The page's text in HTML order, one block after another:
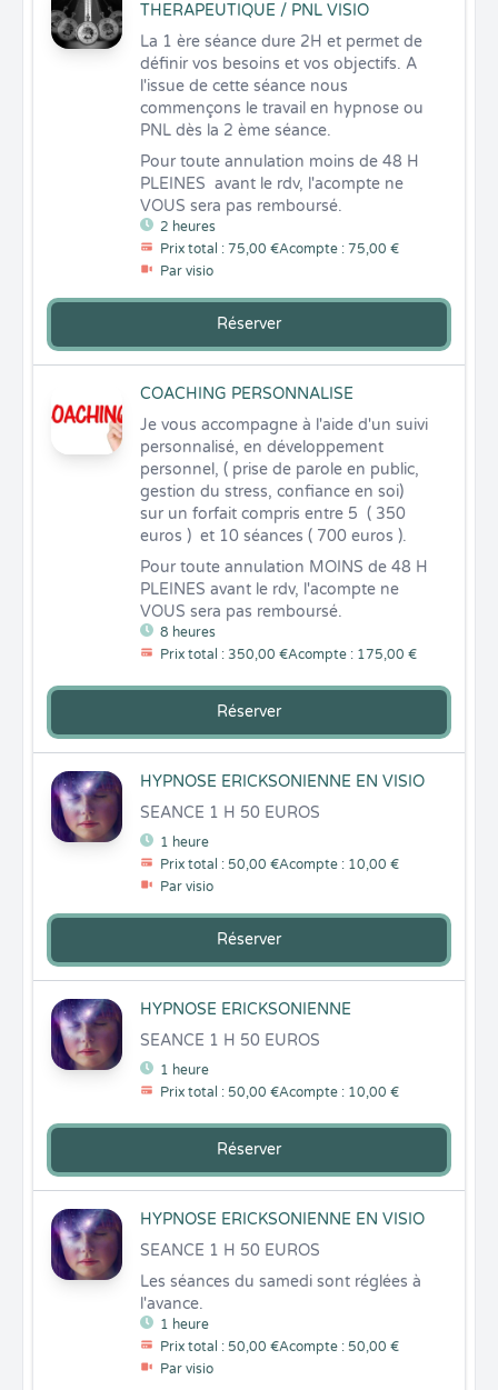
THERAPEUTIQUE / PNL VISIO
2 heures
Prix total : 75,00 €Acompte : 75,00 €
Par visio
Pour toute annulation moins de 48 H
PLEINES  avant le rdv, l'acompte ne
VOUS sera pas remboursé.
La 1 ère séance dure 2H et permet de
définir vos besoins et vos objectifs. A
l'issue de cette séance nous
commençons le travail en hypnose ou
PNL dès la 2 ème séance.
Réserver
COACHING PERSONNALISE
8 heures
Prix total : 350,00 €Acompte : 175,00 €
Pour toute annulation MOINS de 48 H
PLEINES avant le rdv, l'acompte ne
VOUS sera pas remboursé.
Je vous accompagne à l'aide d'un suivi
personnalisé, en développement
personnel, ( prise de parole en public,
gestion du stress, confiance en soi)
sur un forfait compris entre 5  ( 350
euros )  et 10 séances ( 700 euros ).
Réserver
HYPNOSE ERICKSONIENNE EN VISIO
1 heure
Prix total : 50,00 €Acompte : 10,00 €
Par visio
SEANCE 1 H 50 EUROS
Réserver
HYPNOSE ERICKSONIENNE
1 heure
Prix total : 50,00 €Acompte : 10,00 €
SEANCE 1 H 50 EUROS
Réserver
HYPNOSE ERICKSONIENNE EN VISIO
1 heure
Prix total : 50,00 €Acompte : 50,00 €
Par visio
Les séances du samedi sont réglées à
l'avance.
SEANCE 1 H 50 EUROS